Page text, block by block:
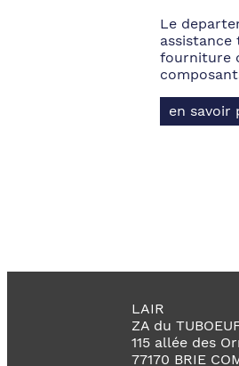
Le
assistance
fourniture
en savoir
LAIR
ZA du
115 allée des
77170 BRIE